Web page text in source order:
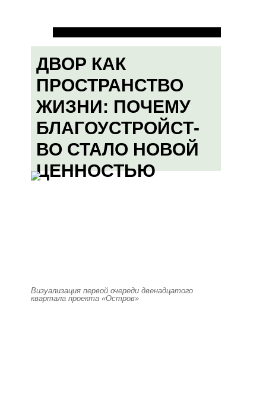
ДВОР КАК
ПРОСТРАНСТВО
ЖИЗНИ: ПОЧЕМУ
БЛАГОУСТРОЙСТ-
ВО СТАЛО НОВОЙ
ЦЕННОСТЬЮ
Визуализация первой очереди двенадцатого
квартала проекта «Остров»